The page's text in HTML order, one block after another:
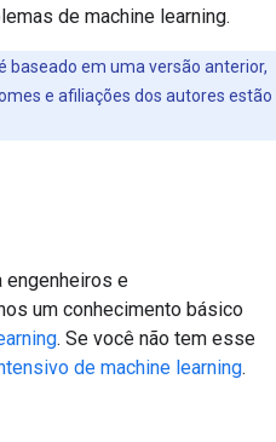
de machine learning.
baseado em uma versão anterior,
e afiliações dos autores estão
engenheiros e
um conhecimento básico
. Se você não tem esse
de machine learning.